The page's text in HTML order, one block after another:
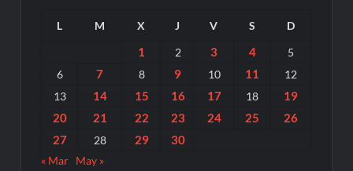
L M X J V S D
1 2 3 4
5
6
7 8 9 10 11
12
13
14 15 16 17 18
19
20
21 22 23 24 25
26
27
28 29 30
« Mar May »